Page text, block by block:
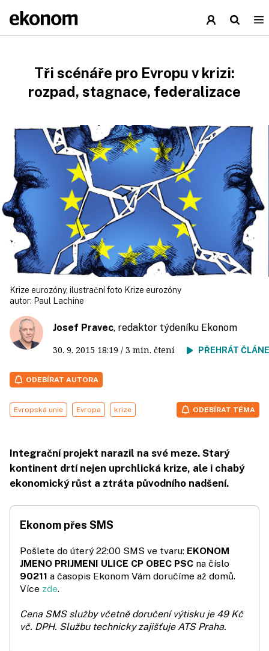
Tři scénáře pro Evropu v krizi:
rozpad, stagnace, federalizace
Krize eurozóny, ilustrační foto Krize eurozóny
autor: Paul Lachine
Josef Pravec, redaktor týdeníku Ekonom
30. 9. 2015 18:19 / 3 min. čtení PŘEHRÁT
ODEBÍRAT AUTORA
Evropská unie Evropa krize ODEBÍRAT TÉMA
Integrační projekt narazil na své meze. Starý
kontinent drtí nejen uprchlická krize, ale i chabý
ekonomický růst a ztráta původního nadšení.
Ekonom přes SMS
Pošlete do úterý 22:00 SMS ve tvaru: EKONOM
JMENO PRIJMENI ULICE CP OBEC PSC na číslo
90211 a časopis Ekonom Vám doručíme až domů.
Více zde.
Cena SMS služby včetně doručení výtisku je 49 Kč
vč. DPH. Službu technicky zajišťuje ATS Praha.